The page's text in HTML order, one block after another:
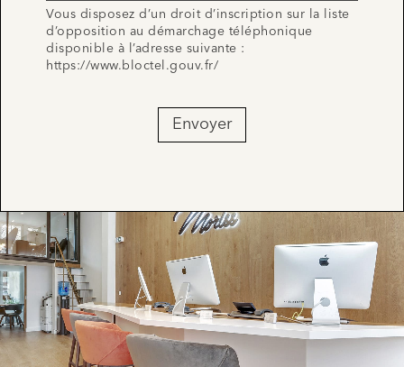
Vous disposez d’un droit d’inscription sur la liste
d’opposition au démarchage téléphonique
disponible à l’adresse suivante :
https://www.bloctel.gouv.fr/
Envoyer